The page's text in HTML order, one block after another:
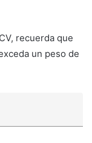
recuerda que
un peso de